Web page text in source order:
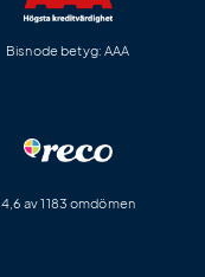
Bisnode betyg: AAA
4,6 av 1183 omdömen